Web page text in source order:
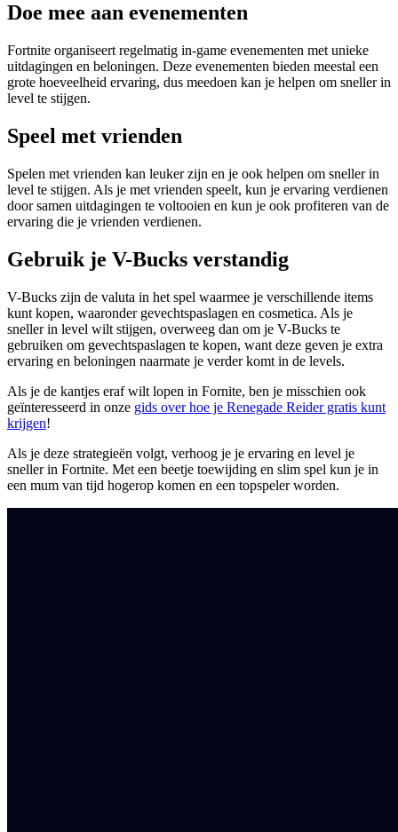
Doe mee aan evenementen
Fortnite organiseert regelmatig in-game evenementen met unieke
uitdagingen en beloningen. Deze evenementen bieden meestal een
grote hoeveelheid ervaring, dus meedoen kan je helpen om sneller in
level te stijgen.
Speel met vrienden
Spelen met vrienden kan leuker zijn en je ook helpen om sneller in
level te stijgen. Als je met vrienden speelt, kun je ervaring verdienen
door samen uitdagingen te voltooien en kun je ook profiteren van de
ervaring die je vrienden verdienen.
Gebruik je V-Bucks verstandig
V-Bucks zijn de valuta in het spel waarmee je verschillende items
kunt kopen, waaronder gevechtspaslagen en cosmetica. Als je
sneller in level wilt stijgen, overweeg dan om je V-Bucks te
gebruiken om gevechtspaslagen te kopen, want deze geven je extra
ervaring en beloningen naarmate je verder komt in de levels.
Als je de kantjes eraf wilt lopen in Fornite, ben je misschien ook
geïnteresseerd in onze gids over hoe je Renegade Reider gratis kunt
krijgen!
Als je deze strategieën volgt, verhoog je je ervaring en level je
sneller in Fortnite. Met een beetje toewijding en slim spel kun je in
een mum van tijd hogerop komen en een topspeler worden.